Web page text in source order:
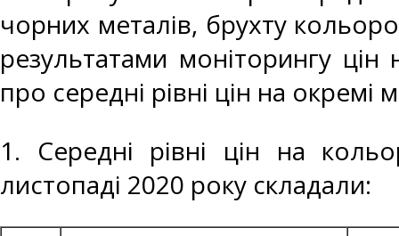
чорних металів, брухту
результатами моніторингу
про середні рівні цін на окремі
1. Середні рівні цін на
листопаді 2020 року складали: